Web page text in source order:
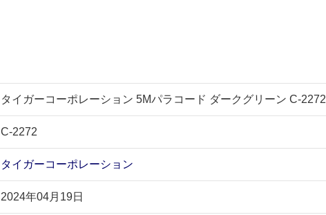
タイガーコーポレーション 5Mパラコード ダークグリーン C-2272
C-2272
タイガーコーポレーション
2024年04月19日